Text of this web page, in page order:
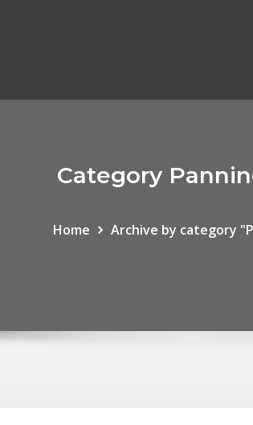
Category
Home Archive by category